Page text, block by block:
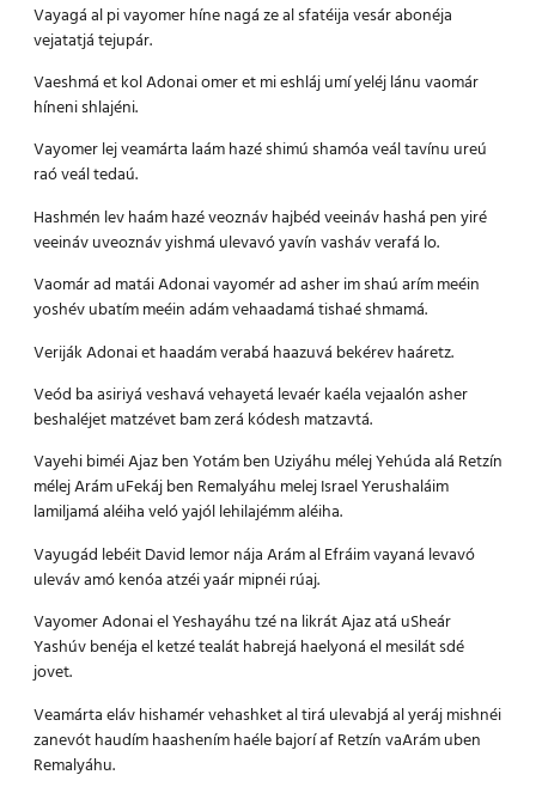
Vayagá al pi vayomer híne nagá ze al sfatéija vesár abonéja
vejatatjá tejupár.
Vaeshmá et kol Adonai omer et mi eshláj umí yeléj lánu vaomár
híneni shlajéni.
Vayomer lej veamárta laám hazé shimú shamóa veál tavínu ureú
raó veál tedaú.
Hashmén lev haám hazé veoznáv hajbéd veeináv hashá pen yiré
veeináv uveoznáv yishmá ulevavó yavín vasháv verafá lo.
Vaomár ad matái Adonai vayomér ad asher im shaú arím meéin
yoshév ubatím meéin adám vehaadamá tishaé shmamá.
Veriják Adonai et haadám verabá haazuvá bekérev haáretz.
Veód ba asiriyá veshavá vehayetá levaér kaéla vejaalón asher
beshaléjet matzévet bam zerá kódesh matzavtá.
Vayehi biméi Ajaz ben Yotám ben Uziyáhu mélej Yehúda alá Retzín
mélej Arám uFekáj ben Remalyáhu melej Israel Yerushaláim
lamiljamá aléiha veló yajól lehilajémm aléiha.
Vayugád lebéit David lemor nája Arám al Efráim vayaná levavó
uleváv amó kenóa atzéi yaár mipnéi rúaj.
Vayomer Adonai el Yeshayáhu tzé na likrát Ajaz atá uSheár
Yashúv benéja el ketzé tealát habrejá haelyoná el mesilát sdé
jovet.
Veamárta eláv hishamér vehashket al tirá ulevabjá al yeráj mishnéi
zanevót haudím haashením haéle bajorí af Retzín vaArám uben
Remalyáhu.